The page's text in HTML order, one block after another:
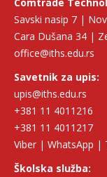
Savski nasip 7 |
Cara Dušana 34 |
office@iths.edu.rs
Savetnik za upis:
upis@iths.edu.rs
+381 11 4011216
+381 11 4011217
Viber | WhatsApp |
Školska služba: